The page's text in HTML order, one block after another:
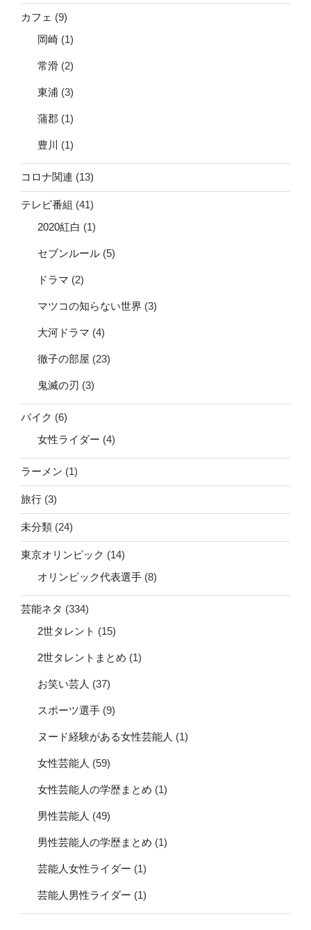
カフェ (9)
岡崎 (1)
常滑 (2)
東浦 (3)
蒲郡 (1)
豊川 (1)
コロナ関連 (13)
テレビ番組 (41)
2020紅白 (1)
セブンルール (5)
ドラマ (2)
マツコの知らない世界 (3)
大河ドラマ (4)
徹子の部屋 (23)
鬼滅の刃 (3)
バイク (6)
女性ライダー (4)
ラーメン (1)
旅行 (3)
未分類 (24)
東京オリンピック (14)
オリンピック代表選手 (8)
芸能ネタ (334)
2世タレント (15)
2世タレントまとめ (1)
お笑い芸人 (37)
スポーツ選手 (9)
ヌード経験がある女性芸能人 (1)
女性芸能人 (59)
女性芸能人の学歴まとめ (1)
男性芸能人 (49)
男性芸能人の学歴まとめ (1)
芸能人女性ライダー (1)
芸能人男性ライダー (1)